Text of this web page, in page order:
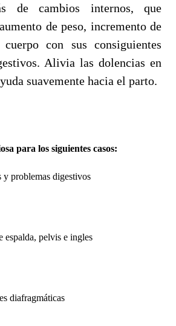
de cambios internos, que
de peso, incremento de
con sus consiguientes
Alivia las dolencias en
suavemente hacia el parto.
para los siguientes casos:
y problemas digestivos
espalda, pelvis e ingles
diafragmáticas